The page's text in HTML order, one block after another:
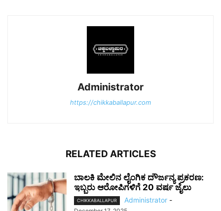
Administrator
https://chikkaballapur.com
RELATED ARTICLES
ಬಾಲಕಿ ಮೇಲಿನ ಲೈಂಗಿಕ ದೌರ್ಜನ್ಯ ಪ್ರಕರಣ:
ಇಬ್ಬರು ಆರೋಪಿಗಳಿಗೆ 20 ವರ್ಷ ಜೈಲು
CHIKKABALLAPUR Administrator -